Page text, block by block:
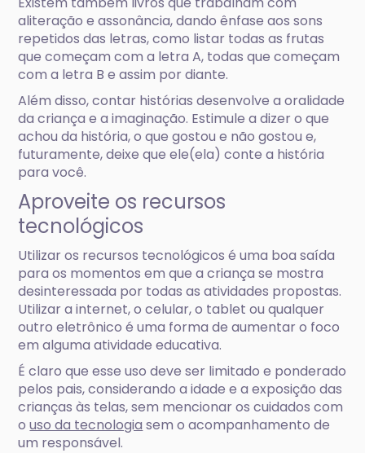
aliteração e assonância, dando ênfase aos sons
repetidos das letras, como listar todas as frutas
que começam com a letra A, todas que começam
com a letra B e assim por diante.
Além disso, contar histórias desenvolve a oralidade
da criança e a imaginação. Estimule a dizer o que
achou da história, o que gostou e não gostou e,
futuramente, deixe que ele(ela) conte a história
para você.
Aproveite os recursos
tecnológicos
Utilizar os recursos tecnológicos é uma boa saída
para os momentos em que a criança se mostra
desinteressada por todas as atividades propostas.
Utilizar a internet, o celular, o tablet ou qualquer
outro eletrônico é uma forma de aumentar o foco
em alguma atividade educativa.
É claro que esse uso deve ser limitado e ponderado
pelos pais, considerando a idade e a exposição das
crianças às telas, sem mencionar os cuidados com
ouso da tecnologia sem o acompanhamento de
um responsável.